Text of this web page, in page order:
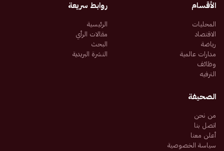
الأقسام
المحليات
الاقتصاد
رياضة
مدارات عالمية
وظائف
الترفيه
روابط سريعة
الرئيسية
مقالات الرأي
البحث
النشرة البريدية
الصحيفة
من نحن
اتصل بنا
أعلن معنا
سياسة الخصوصية